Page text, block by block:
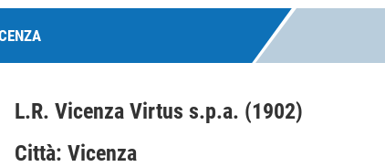
L.R. Vicenza Virtus s.p.a. (1902)
Città: Vicenza